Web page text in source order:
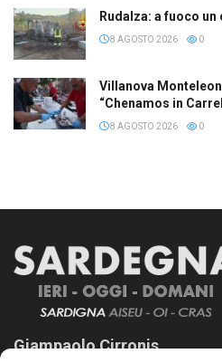
Rudalza: a fuoco
8 AGOSTO 2026 0
Villanova
“Chenamos in
8 AGOSTO 2026 0
Giampaolo Cirronis